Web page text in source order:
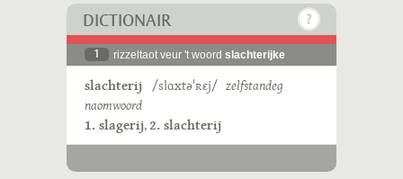
DICTIONAIR
1 rizzeltaot veur 't woord slachterijke
slachterij /slɑxtəˈʀɛj/ zelfstandeg
naomwoord
1. slagerij,2. slachterij